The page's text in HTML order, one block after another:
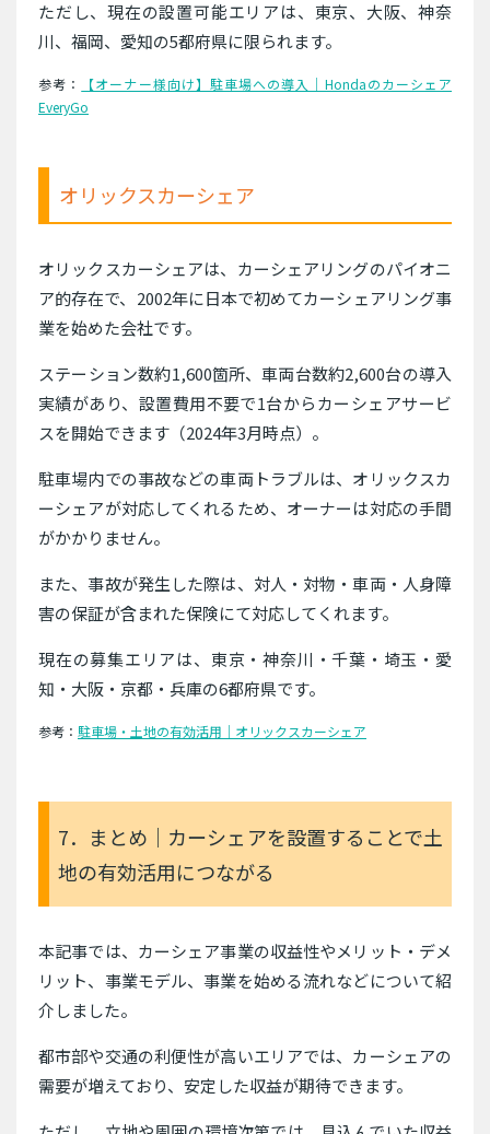
ただし、現在の設置可能エリアは、東京、大阪、神奈
川、福岡、愛知の5都府県に限られます。
参考：
【オーナー様向け】駐車場への導入｜Hondaのカーシェア
EveryGo
オリックスカーシェア
オリックスカーシェアは、カーシェアリングのパイオニ
ア的存在で、2002年に日本で初めてカーシェアリング事
業を始めた会社です。
ステーション数約1,600箇所、車両台数約2,600台の導入
実績があり、設置費用不要で1台からカーシェアサービ
スを開始できます（2024年3月時点）。
駐車場内での事故などの車両トラブルは、オリックスカ
ーシェアが対応してくれるため、オーナーは対応の手間
がかかりません。
また、事故が発生した際は、対人・対物・車両・人身障
害の保証が含まれた保険にて対応してくれます。
現在の募集エリアは、東京・神奈川・千葉・埼玉・愛
知・大阪・京都・兵庫の6都府県です。
参考： 駐車場・土地の有効活用｜オリックスカーシェア
7．まとめ｜カーシェアを設置することで土
地の有効活用につながる
本記事では、カーシェア事業の収益性やメリット・デメ
リット、事業モデル、事業を始める流れなどについて紹
介しました。
都市部や交通の利便性が高いエリアでは、カーシェアの
需要が増えており、安定した収益が期待できます。